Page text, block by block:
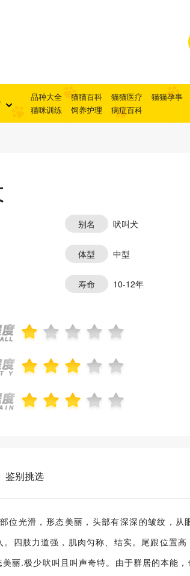
品种大全 猫猫百科 猫猫医疗
猫猫孕事
猫咪训练
饲养护理 病症百科
别名 吠叫犬
体型 中型
寿命 10-12年
鉴别挑选
光滑，形态美丽，头部有深深的皱纹，
四肢力道强，肌肉匀称、结实。尾跟位置
丽.极少吠叫且叫声奇特。由于群居的本能